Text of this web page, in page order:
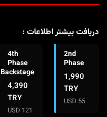
دریافت بیشتر اطلاعات :
2nd
Phase
1,990
TRY
55 USD
4th
Phase
Backstage
4,390
TRY
121 USD